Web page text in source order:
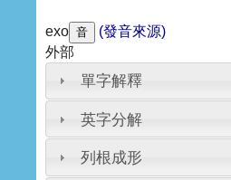
exo
(發音來源)
外部
單字解釋
英字分解
列根成形